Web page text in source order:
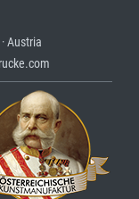
Austria